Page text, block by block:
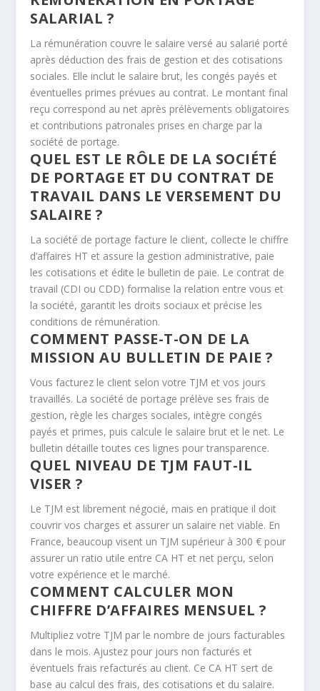
SALARIAL ?
La rémunération couvre le salaire versé au salarié porté
après déduction des frais de gestion et des cotisations
sociales. Elle inclut le salaire brut, les congés payés et
éventuelles primes prévues au contrat. Le montant final
reçu correspond au net après prélèvements obligatoires
et contributions patronales prises en charge par la
société de portage.
QUEL EST LE RÔLE DE LA SOCIÉTÉ
DE PORTAGE ET DU CONTRAT DE
TRAVAIL DANS LE VERSEMENT DU
SALAIRE ?
La société de portage facture le client, collecte le chiffre
d’affaires HT et assure la gestion administrative, paie
les cotisations et édite le bulletin de paie. Le contrat de
travail (CDI ou CDD) formalise la relation entre vous et
la société, garantit les droits sociaux et précise les
conditions de rémunération.
COMMENT PASSE-T-ON DE LA
MISSION AU BULLETIN DE PAIE ?
Vous facturez le client selon votre TJM et vos jours
travaillés. La société de portage prélève ses frais de
gestion, règle les charges sociales, intègre congés
payés et primes, puis calcule le salaire brut et le net. Le
bulletin détaille toutes ces lignes pour transparence.
QUEL NIVEAU DE TJM FAUT-IL
VISER ?
Le TJM est librement négocié, mais en pratique il doit
couvrir vos charges et assurer un salaire net viable. En
France, beaucoup visent un TJM supérieur à 300 € pour
assurer un ratio utile entre CA HT et net perçu, selon
votre expérience et le marché.
COMMENT CALCULER MON
CHIFFRE D’AFFAIRES MENSUEL ?
Multipliez votre TJM par le nombre de jours facturables
dans le mois. Ajustez pour jours non facturés et
éventuels frais refacturés au client. Ce CA HT sert de
base au calcul des frais, des cotisations et du salaire.